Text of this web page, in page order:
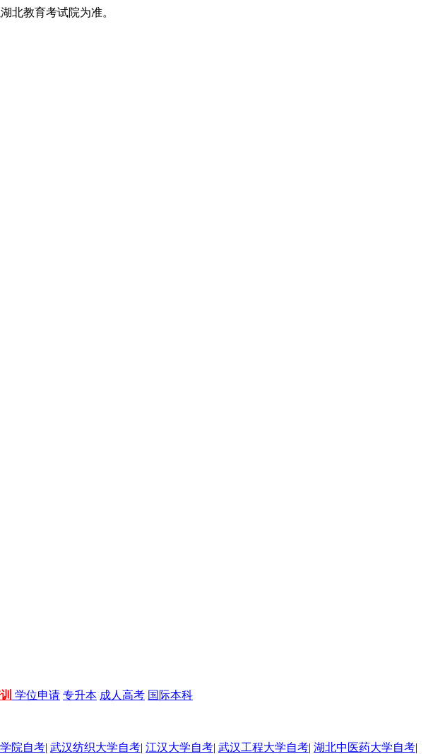
北教育考试院为准。
学位申请 专升本 成人高考 国际本科
院自考| 武汉纺织大学自考| 江汉大学自考| 武汉工程大学自考| 湖北中医药大学自考|